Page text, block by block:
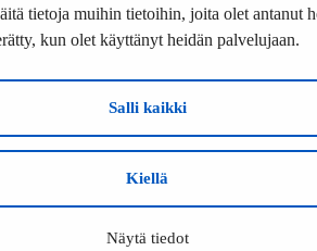
tietoja muihin tietoihin, joita olet antanut
kun olet käyttänyt heidän palvelujaan.
Salli kaikki
Kiellä
Näytä tiedot